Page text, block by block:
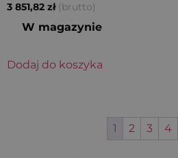
3 851,82 zł (brutto)
W magazynie
Dodaj do koszyka
1 2 3 4